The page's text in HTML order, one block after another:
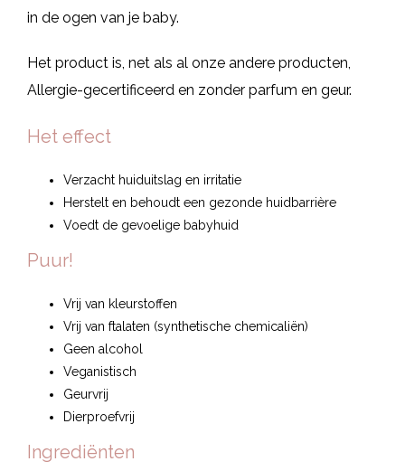
in de ogen van je baby.
Het product is, net als al onze andere producten,
Allergie-gecertificeerd en zonder parfum en geur.
Het effect
Verzacht huiduitslag en irritatie
Herstelt en behoudt een gezonde huidbarrière
Voedt de gevoelige babyhuid
Puur!
Vrij van kleurstoffen
Vrij van ftalaten (synthetische chemicaliën)
Geen alcohol
Veganistisch
Geurvrij
Dierproefvrij
Ingrediënten